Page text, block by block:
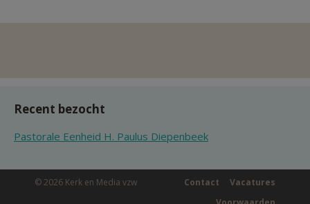
Recent bezocht
Pastorale Eenheid H. Paulus Diepenbeek
© 2026 Kerk en Media vzw Vacatures
Contact